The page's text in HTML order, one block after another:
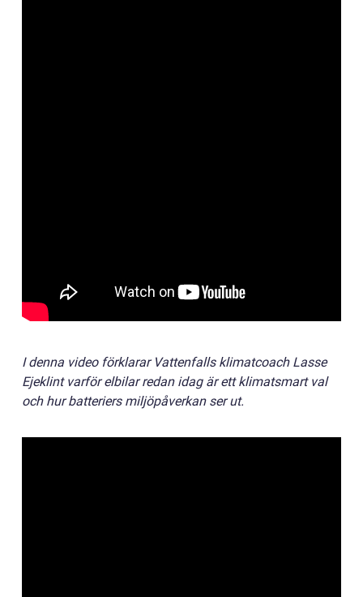
I denna video förklarar Vattenfalls klimatcoach Lasse
Ejeklint varför elbilar redan idag är ett klimatsmart val
och hur batteriers miljöpåverkan ser ut.